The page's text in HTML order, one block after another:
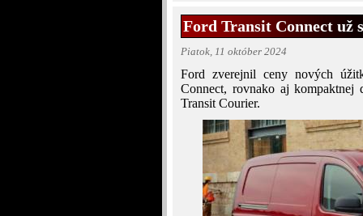
Ford Transit Connect už
Piatok, 11 október 2024
Ford zverejnil ceny nových
Connect, rovnako aj kompaktnej
Transit Courier.